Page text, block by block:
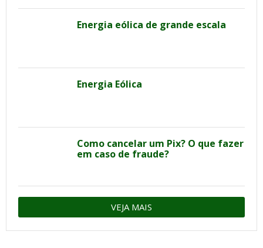
Energia eólica de grande escala
Energia Eólica
Como cancelar um Pix? O que fazer
em caso de fraude?
VEJA MAIS